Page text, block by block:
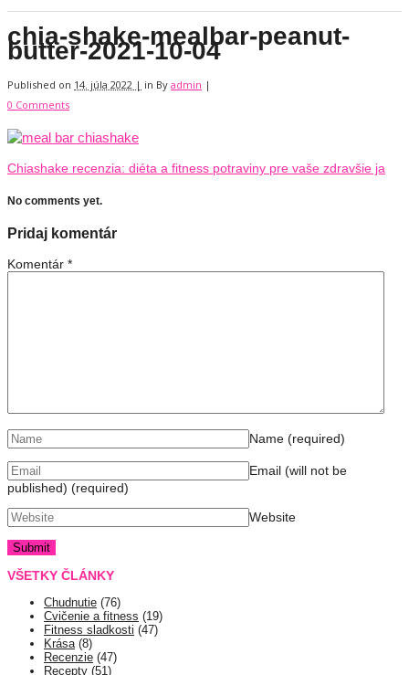
chia-shake-mealbar-peanut-
butter-2021-10-04
Published on 14. júla 2022 | in By admin |
0 Comments
Chiashake recenzia: diéta a fitness potraviny pre vaše zdravšie ja
No comments yet.
Pridaj komentár
Komentár *
Name (required)
Email (will not be
published) (required)
Website
VŠETKY ČLÁNKY
Chudnutie (76)
Cvičenie a fitness (19)
Fitness sladkosti (47)
Krása(8)
Recenzie (47)
Recepty (51)